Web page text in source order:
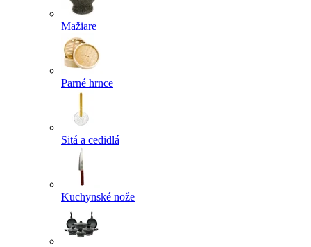
Mažiare
Parné hrnce
Sitá a cedidlá
Kuchynské nože